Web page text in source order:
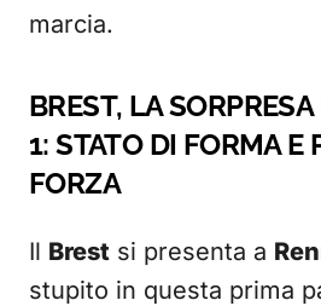
marcia.
BREST, LA
1: STATO DI FORMA E
FORZA
Il Brest si presenta a
stupito in questa prima